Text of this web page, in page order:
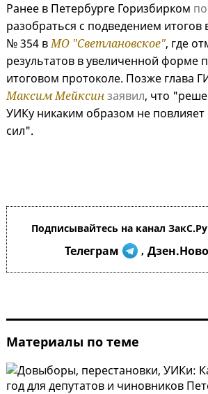
Ранее в Петербурге Горизбирком
разобраться с подведением
№ 354 вМО "Светлановское", где
результатов в увеличенной форме
итоговом протоколе. Позже глава
Максим Мейксинзаявил, что
УИКу никаким образом не повлияет
сил".
Подписывайтесь на канал ЗакС.Ру
Телеграм ,
Материалы по теме